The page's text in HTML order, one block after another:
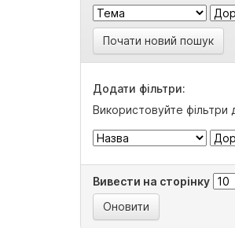
Почати новий пошук
Додати фільтри:
Використовуйте фільтри
Вивести на сторінку